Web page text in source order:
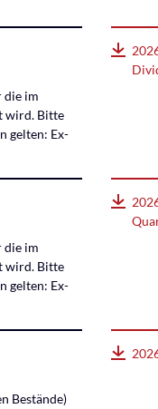
die im
wird. Bitte
gelten: Ex-
die im
wird. Bitte
gelten: Ex-
Bestände)